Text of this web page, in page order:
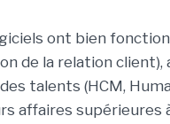
ont bien
de la relation client),
talents (HCM,
affaires supérieures